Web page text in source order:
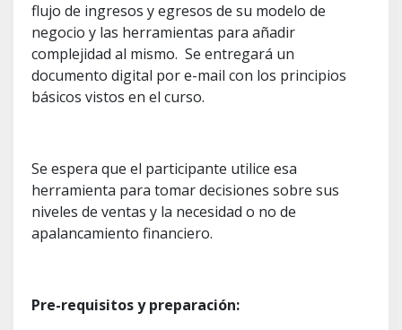
flujo de ingresos y egresos de su modelo de
negocio y las herramientas para añadir
complejidad al mismo. Se entregará un
documento digital por e-mail con los principios
básicos vistos en el curso.
Se espera que el participante utilice esa
herramienta para tomar decisiones sobre sus
niveles de ventas y la necesidad o no de
apalancamiento financiero.
Pre-requisitos y preparación: